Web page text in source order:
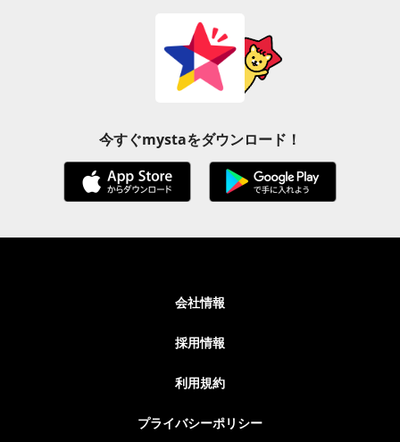
今すぐmystaをダウンロード！
会社情報
採用情報
利用規約
プライバシーポリシー